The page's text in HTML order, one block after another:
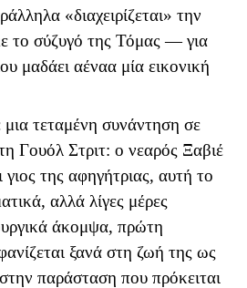
«διαχειρίζεται» την
το σύζυγό της Τόμας — για
μαδάει αέναα μία εικονική
μια τεταμένη συνάντηση σε
Γουόλ Στριτ: ο νεαρός Ξαβιέ
γιος της αφηγήτριας, αυτή το
αλλά λίγες μέρες
άκομψα, πρώτη
ξανά στη ζωή της ως
παράσταση που πρόκειται